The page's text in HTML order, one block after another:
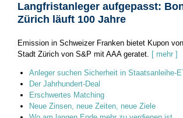
Langfristanleger aufgepasst:
Zürich läuft 100 Jahre
Emission in Schweizer Franken bietet Kupon
Stadt Zürich von S&P mit AAA geratet. [ mehr ]
Anleger suchen Sicherheit in Staatsanleihe-
Der Jahrhundert-Deal
Erschwertes Matching
Neue Zinsen, neue Zeiten, neue Ziele